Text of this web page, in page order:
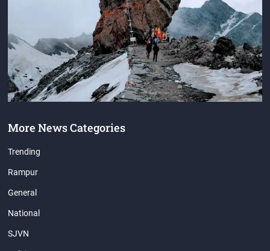
More News Categories
Trending
Rampur
General
National
SJVN